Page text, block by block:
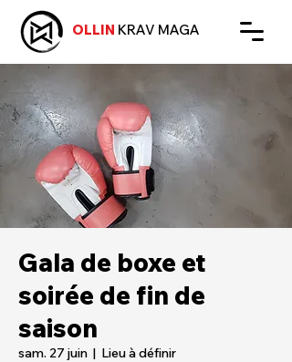
OLLIN KRAV MAGA
Gala de boxe et
soirée de fin de
saison
sam. 27 juin
  |
Lieu à définir